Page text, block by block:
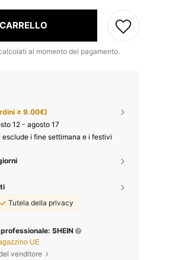
al momento del pagamento.
≥ 9.00€)
12 - agosto 17
i fine settimana e i festivi
Tutela della privacy
SHEIN
UE
venditore